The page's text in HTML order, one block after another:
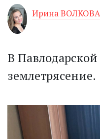
Ирина ВОЛКОВА
В
землетрясение.